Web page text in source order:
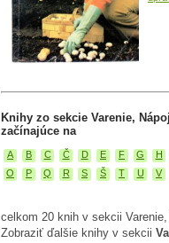
Knihy zo sekcie Varenie,
začínajúce na
A B C Č D E F G H
O
P Q R S Š T U V
celkom 20 knih v sekcii Varenie,
Zobraziť ďalšie knihy v sekcii